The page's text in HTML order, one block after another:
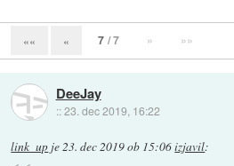
«« « 7 / 7 » »»
DeeJay
::23. dec 2019, 16:22
link_up je23. dec 2019 ob 15:06izjavil: